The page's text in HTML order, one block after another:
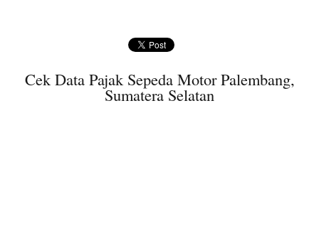
Cek Data Pajak Sepeda Motor Palembang,
Sumatera Selatan